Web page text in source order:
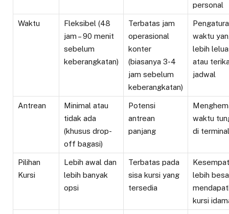
personal
Waktu
Fleksibel (48
jam – 90 menit
sebelum
keberangkatan)
Terbatas jam
operasional
konter
(biasanya 3-4
jam sebelum
keberangkatan)
waktu
lebih
atau
jadwal
Antrean
Minimal atau
tidak ada
(khusus drop-
off bagasi)
Potensi
antrean
panjang
waktu
di terminal
Pilihan
Kursi
Lebih awal dan
lebih banyak
opsi
Terbatas pada
sisa kursi yang
tersedia
lebih
kursi